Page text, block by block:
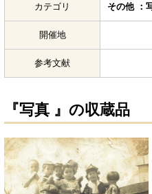
カテゴリ その他 ：
開催地
参考文献
『写真 』の収蔵品